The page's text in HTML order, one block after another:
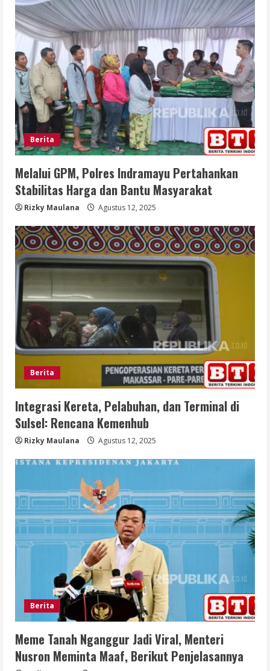
Berita
Melalui GPM, Polres Indramayu Pertahankan
Stabilitas Harga dan Bantu Masyarakat
Rizky Maulana Agustus 12, 2025
Berita
Integrasi Kereta, Pelabuhan, dan Terminal di
Sulsel: Rencana Kemenhub
Rizky Maulana Agustus 12, 2025
Berita
Meme Tanah Nganggur Jadi Viral, Menteri
Nusron Meminta Maaf, Berikut Penjelasannya